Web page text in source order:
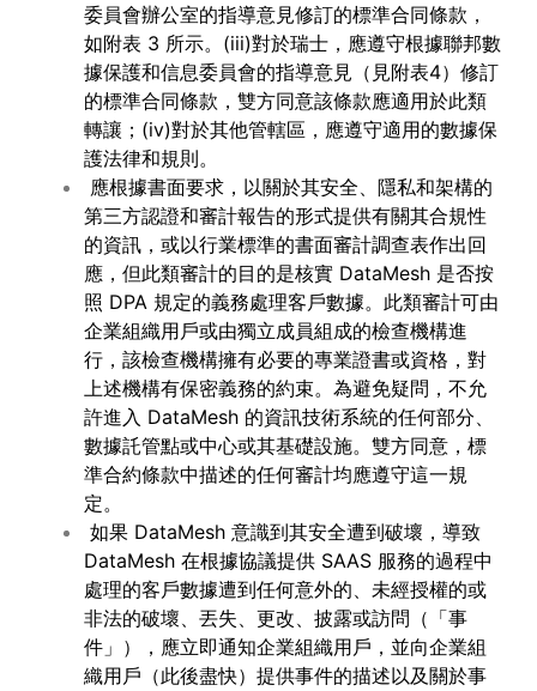
委員會辦公室的指導意見修訂的標準合同條款，
如附表 3 所示。(iii)對於瑞士，應遵守根據聯邦數
據保護和信息委員會的指導意見（見附表4）修訂
的標準合同條款，雙方同意該條款應適用於此類
轉讓；(iv)對於其他管轄區，應遵守適用的數據保
護法律和規則。
應根據書面要求，以關於其安全、隱私和架構的
第三方認證和審計報告的形式提供有關其合規性
的資訊，或以行業標準的書面審計調查表作出回
應，但此類審計的目的是核實 DataMesh 是否按
照 DPA 規定的義務處理客戶數據。此類審計可由
企業組織用戶或由獨立成員組成的檢查機構進
行，該檢查機構擁有必要的專業證書或資格，對
上述機構有保密義務的約束。為避免疑問，不允
許進入 DataMesh 的資訊技術系統的任何部分、
數據託管點或中心或其基礎設施。雙方同意，標
準合約條款中描述的任何審計均應遵守這一規
定。
如果 DataMesh 意識到其安全遭到破壞，導致
DataMesh 在根據協議提供 SAAS 服務的過程中
處理的客戶數據遭到任何意外的、未經授權的或
非法的破壞、丟失、更改、披露或訪問（「事
件」），應立即通知企業組織用戶，並向企業組
織用戶（此後盡快）提供事件的描述以及關於事